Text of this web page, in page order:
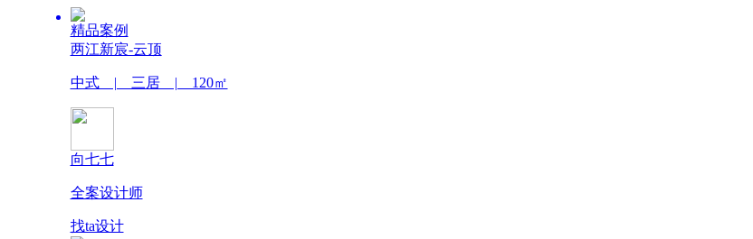
精品案例
两江新宸-云顶
中式 | 三居 | 120㎡
向七七
全案设计师
找ta设计